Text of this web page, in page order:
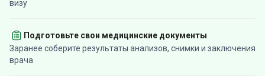
визу
Подготовьте свои медицинские документы
Заранее соберите результаты анализов, снимки и заключения
врача